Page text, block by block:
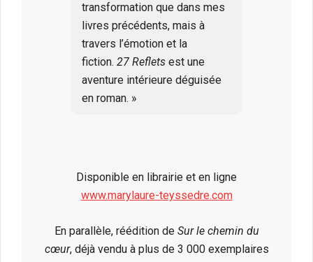
transformation que dans mes
livres précédents, mais à
travers l’émotion et la
fiction. 27 Reflets est une
aventure intérieure déguisée
en roman. »
Disponible en librairie et en ligne
www.marylaure-teyssedre.com
En parallèle, réédition de Sur le chemin du
cœur, déjà vendu à plus de 3 000 exemplaires